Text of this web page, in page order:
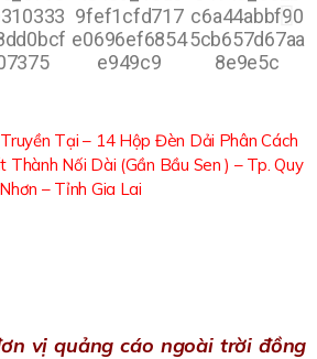
Tại – 14 Hộp Đèn Dải Phân Cách
Nối Dài (Gần Bầu Sen ) – Tp. Quy
Nhơn – Tỉnh Gia Lai
vị quảng cáo ngoài trời đồng